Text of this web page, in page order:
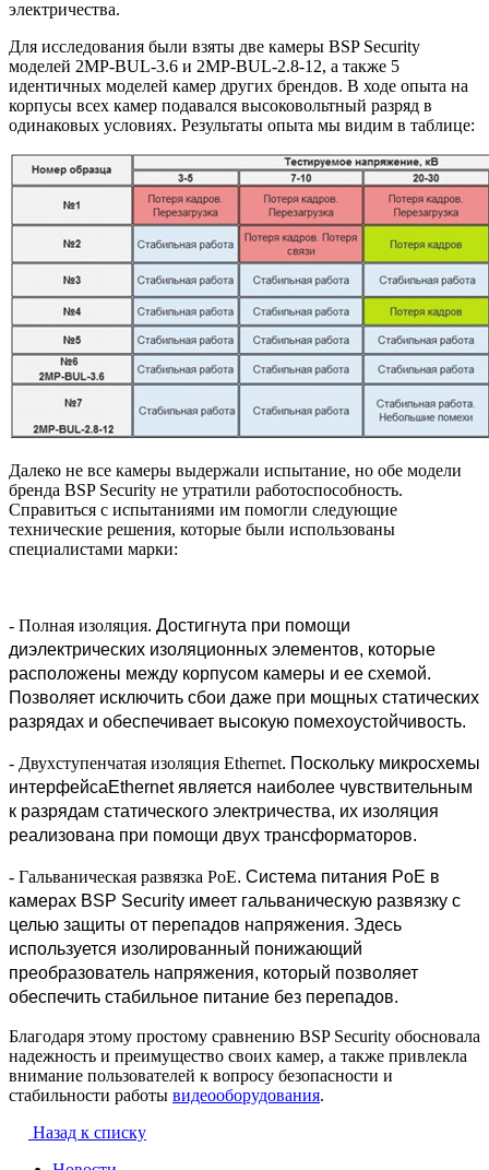
электричества.
Для исследования были взяты две камеры BSP Security
моделей 2MP-BUL-3.6 и 2MP-BUL-2.8-12, а также 5
идентичных моделей камер других брендов. В ходе опыта на
корпусы всех камер подавался высоковольтный разряд в
одинаковых условиях. Результаты опыта мы видим в таблице:
Далеко не все камеры выдержали испытание, но обе модели
бренда BSP Security не утратили работоспособность.
Справиться с испытаниями им помогли следующие
технические решения, которые были использованы
специалистами марки:
- Полная изоляция. Достигнута при помощи
диэлектрических изоляционных элементов, которые
расположены между корпусом камеры и ее схемой.
Позволяет исключить сбои даже при мощных статических
разрядах и обеспечивает высокую помехоустойчивость.
- Двухступенчатая изоляция Ethernet. Поскольку микросхемы
интерфейсаEthernet является наиболее чувствительным
к разрядам статического электричества, их изоляция
реализована при помощи двух трансформаторов.
- Гальваническая развязка PoE. Система питания PoE в
камерах BSP Security имеет гальваническую развязку с
целью защиты от перепадов напряжения. Здесь
используется изолированный понижающий
преобразователь напряжения, который позволяет
обеспечить стабильное питание без перепадов.
Благодаря этому простому сравнению BSP Security обосновала
надежность и преимущество своих камер, а также привлекла
внимание пользователей к вопросу безопасности и
стабильности работы видеооборудования.
Назад к списку